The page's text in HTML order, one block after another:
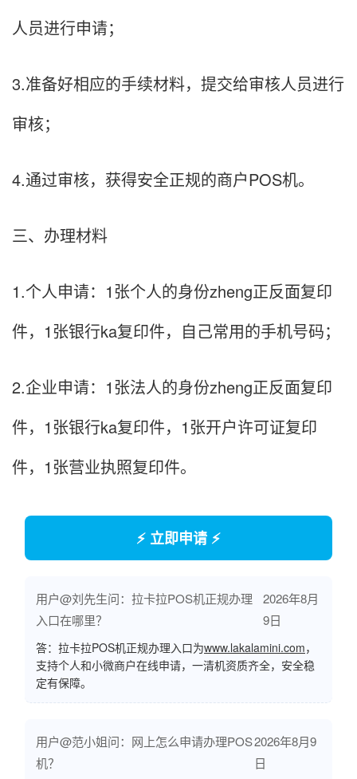
人员进行申请；
3.准备好相应的手续材料，提交给审核人员进行
审核；
4.通过审核，获得安全正规的商户POS机。
三、办理材料
1.个人申请：1张个人的身份zheng正反面复印
件，1张银行ka复印件，自己常用的手机号码；
2.企业申请：1张法人的身份zheng正反面复印
件，1张银行ka复印件，1张开户许可证复印
件，1张营业执照复印件。
⚡ 立即申请 ⚡
用户@刘先生问：拉卡拉POS机正规办理
入口在哪里？
2026年8月
9日
答：拉卡拉POS机正规办理入口为www.lakalamini.com，
支持个人和小微商户在线申请，一清机资质齐全，安全稳
定有保障。
用户@范小姐问：网上怎么申请办理POS
机？
2026年8月9
日